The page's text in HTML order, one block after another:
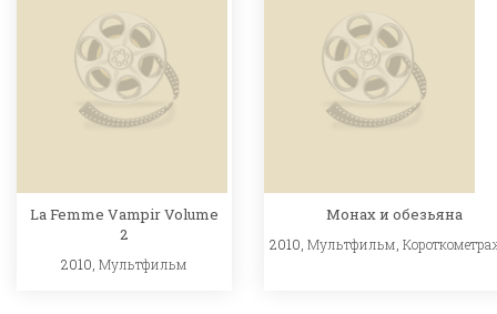
La Femme Vampir Volume
2
2010, Мультфильм
Монах и обезьяна
2010,Мультфильм ,